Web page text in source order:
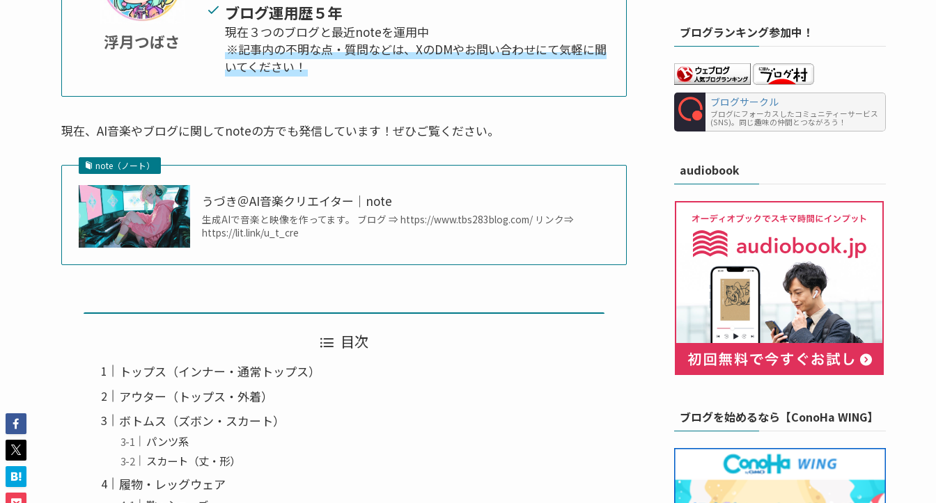
浮月つばさ
ブログ運用歴５年
現在３つのブログと最近noteを運用中
※記事内の不明な点・質問などは、XのDMやお問い合わせにて気軽に聞
いてください！
現在、AI音楽やブログに関してnoteの方でも発信しています！ぜひご覧ください。
note（ノート）
うづき＠AI音楽クリエイター｜note
生成AIで音楽と映像を作ってます。 ブログ ⇒ https://www.tbs283blog.com/ リンク⇒
https://lit.link/u_t_cre
目次
トップス（インナー・通常トップス）
アウター（トップス・外着）
ボトムス（ズボン・スカート）
パンツ系
スカート（丈・形）
履物・レッグウェア
ブブログランキング参加中！
ブログサークル
ブログにフォーカスしたコミュニティーサービス
(SNS)。同じ趣味の仲間とつながろう！
audiobook
ブログを始めるなら【ConoHa WING】